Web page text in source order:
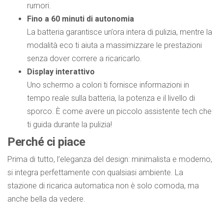
rumori.
Fino a 60 minuti di autonomia
La batteria garantisce un’ora intera di pulizia, mentre la
modalità eco ti aiuta a massimizzare le prestazioni
senza dover correre a ricaricarlo.
Display interattivo
Uno schermo a colori ti fornisce informazioni in
tempo reale sulla batteria, la potenza e il livello di
sporco. È come avere un piccolo assistente tech che
ti guida durante la pulizia!
Perché ci piace
Prima di tutto, l’eleganza del design: minimalista e moderno,
si integra perfettamente con qualsiasi ambiente. La
stazione di ricarica automatica non è solo comoda, ma
anche bella da vedere.